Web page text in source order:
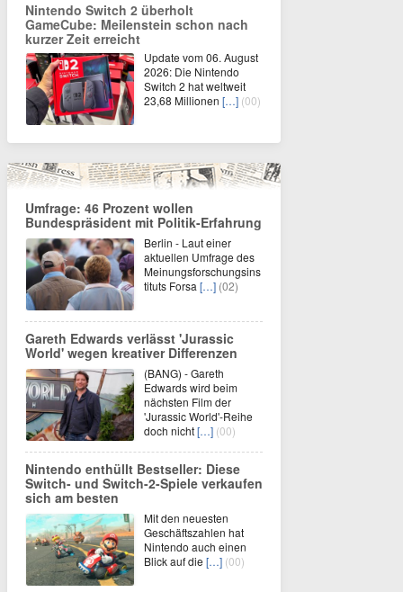
Nintendo Switch 2 überholt
GameCube: Meilenstein schon nach
kurzer Zeit erreicht
Update vom 06. August
2026: Die Nintendo
Switch 2 hat weltweit
23,68 Millionen […] (00)
Umfrage: 46 Prozent wollen
Bundespräsident mit Politik-Erfahrung
Berlin - Laut einer
aktuellen Umfrage des
Meinungsforschungsins
tituts Forsa […] (02)
Gareth Edwards verlässt 'Jurassic
World' wegen kreativer Differenzen
(BANG) - Gareth
Edwards wird beim
nächsten Film der
'Jurassic World'-Reihe
doch nicht[…] (00)
Nintendo enthüllt Bestseller: Diese
Switch- und Switch-2-Spiele verkaufen
sich am besten
Mit den neuesten
Geschäftszahlen hat
Nintendo auch einen
Blick auf die […] (00)